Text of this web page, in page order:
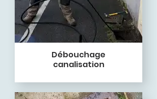
Débouchage
canalisation